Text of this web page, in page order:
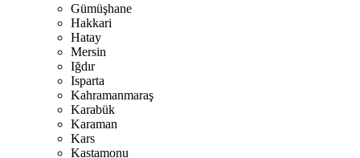
Gümüşhane
Hakkari
Hatay
Mersin
Iğdır
Isparta
Kahramanmaraş
Karabük
Karaman
Kars
Kastamonu